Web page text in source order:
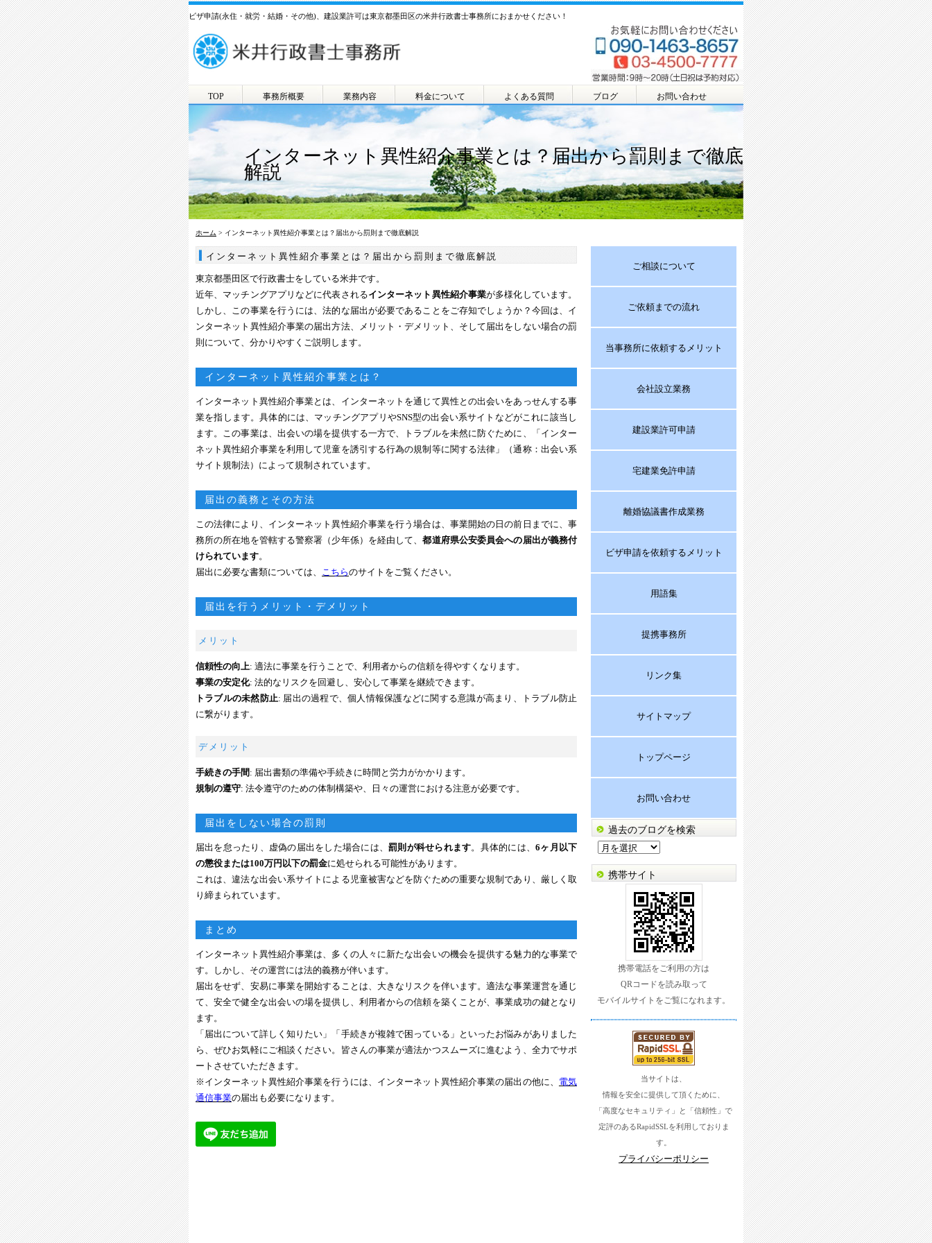
ビザ申請(永住・就労・結婚・その他)、建設業許可は東京都墨田区の米井行政書士事務所におまかせください！
TOP 事務所概要 業務内容 料金について よくある質問 ブログ お問い合わせ
インターネット異性紹介事業とは？届出から罰則まで徹底
解説
ホーム > インターネット異性紹介事業とは？届出から罰則まで徹底解説
インターネット異性紹介事業とは？届出から罰則まで徹底解説
東京都墨田区で行政書士をしている米井です。
近年、マッチングアプリなどに代表されるインターネット異性紹介事業が多様化しています。
しかし、この事業を行うには、法的な届出が必要であることをご存知でしょうか？今回は、イ
ンターネット異性紹介事業の届出方法、メリット・デメリット、そして届出をしない場合の罰
則について、分かりやすくご説明します。
インターネット異性紹介事業とは？
インターネット異性紹介事業とは、インターネットを通じて異性との出会いをあっせんする事
業を指します。具体的には、マッチングアプリやSNS型の出会い系サイトなどがこれに該当し
ます。この事業は、出会いの場を提供する一方で、トラブルを未然に防ぐために、「インター
ネット異性紹介事業を利用して児童を誘引する行為の規制等に関する法律」（通称：出会い系
サイト規制法）によって規制されています。
届出の義務とその方法
この法律により、インターネット異性紹介事業を行う場合は、事業開始の日の前日までに、事
務所の所在地を管轄する警察署（少年係）を経由して、都道府県公安委員会への届出が義務付
けられています。
届出に必要な書類については、 こちらのサイトをご覧ください。
届出を行うメリット・デメリット
メリット
信頼性の向上: 適法に事業を行うことで、利用者からの信頼を得やすくなります。
事業の安定化: 法的なリスクを回避し、安心して事業を継続できます。
トラブルの未然防止: 届出の過程で、個人情報保護などに関する意識が高まり、トラブル防止
に繋がります。
デメリット
手続きの手間 : 届出書類の準備や手続きに時間と労力がかかります。
規制の遵守: 法令遵守のための体制構築や、日々の運営における注意が必要です。
届出をしない場合の罰則
届出を怠ったり、虚偽の届出をした場合には、罰則が科せられます。具体的には、6ヶ月以下
の懲役または100万円以下の罰金に処せられる可能性があります。
これは、違法な出会い系サイトによる児童被害などを防ぐための重要な規制であり、厳しく取
り締まられています。
まとめ
インターネット異性紹介事業は、多くの人々に新たな出会いの機会を提供する魅力的な事業で
す。しかし、その運営には法的義務が伴います。
届出をせず、安易に事業を開始することは、大きなリスクを伴います。適法な事業運営を通じ
て、安全で健全な出会いの場を提供し、利用者からの信頼を築くことが、事業成功の鍵となり
ます。
「届出について詳しく知りたい」「手続きが複雑で困っている」といったお悩みがありました
ら、ぜひお気軽にご相談ください。皆さんの事業が適法かつスムーズに進むよう、全力でサポ
ートさせていただきます。
※インターネット異性紹介事業を行うには、インターネット異性紹介事業の届出の他に、 電気
通信事業の届出も必要になります。
ご相談について
ご依頼までの流れ
当事務所に依頼するメリット
会社設立業務
建設業許可申請
宅建業免許申請
離婚協議書作成業務
ビザ申請を依頼するメリット
用語集
提携事務所
リンク集
サイトマップ
トップページ
お問い合わせ
過去のブログを検索
去
の
携帯サイト
携帯電話をご利用の方は
QRコードを読み取って
モバイルサイトをご覧になれます。
当サイトは、
情報を安全に提供して頂くために、
「高度なセキュリティ」と「信頼性」で
定評のあるRapidSSLを利用しておりま
す。
プライバシーポリシー